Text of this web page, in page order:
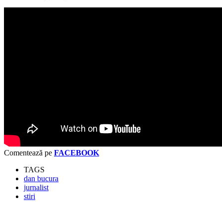
Comentează pe FACEBOOK
TAGS
dan bucura
jurnalist
stiri